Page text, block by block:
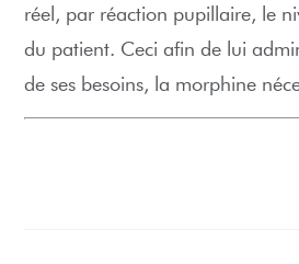
réel, par réaction pupillaire, le
du patient. Ceci afin de lui
de ses besoins, la morphine